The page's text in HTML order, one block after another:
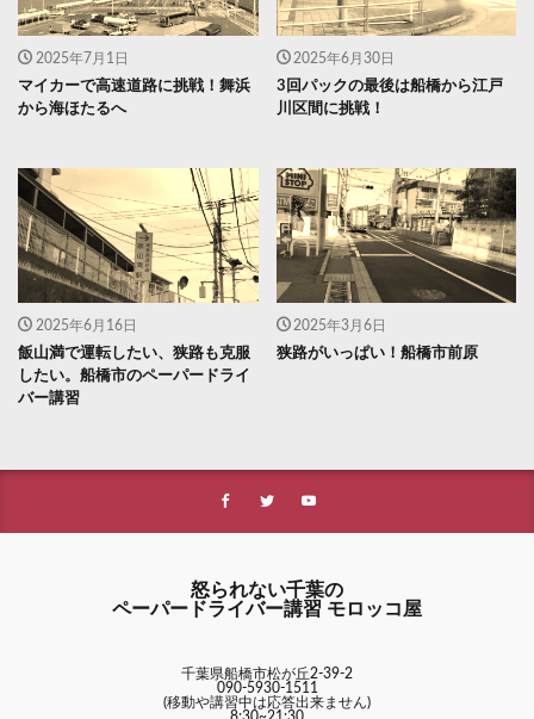
2025年7月1日
マイカーで高速道路に挑戦！舞浜
から海ほたるへ
2025年6月30日
3回パックの最後は船橋から江戸
川区間に挑戦！
2025年6月16日
飯山満で運転したい、狭路も克服
したい。船橋市のペーパードライ
バー講習
2025年3月6日
狭路がいっぱい！船橋市前原
怒られない千葉の
ペーパードライバー講習 モロッコ屋
千葉県船橋市松が丘2-39-2
090-5930-1511
(移動や講習中は応答出来ません)